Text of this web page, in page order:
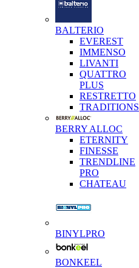
BALTERIO
EVEREST
IMMENSO
LIVANTI
QUATTRO
PLUS
RESTRETTO
TRADITIONS
BERRY ALLOC
ETERNITY
FINESSE
TRENDLINE
PRO
CHATEAU
BINYLPRO
BONKEEL